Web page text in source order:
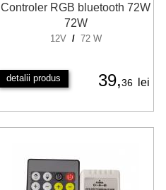
Controler RGB bluetooth 72W
72W
12V / 72 W
detalii produs 39,36 lei